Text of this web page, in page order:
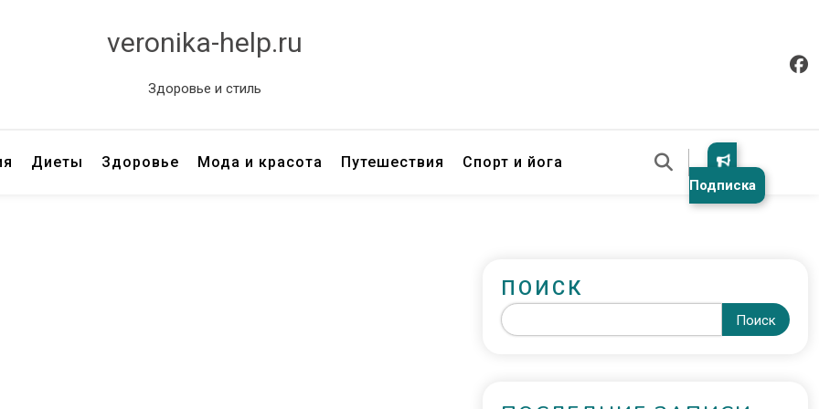
veronika-help.ru
Здоровье и стиль
Диеты Здоровье Мода и красота Путешествия Спорт и йога
Подписка
ПОИСК
Поиск